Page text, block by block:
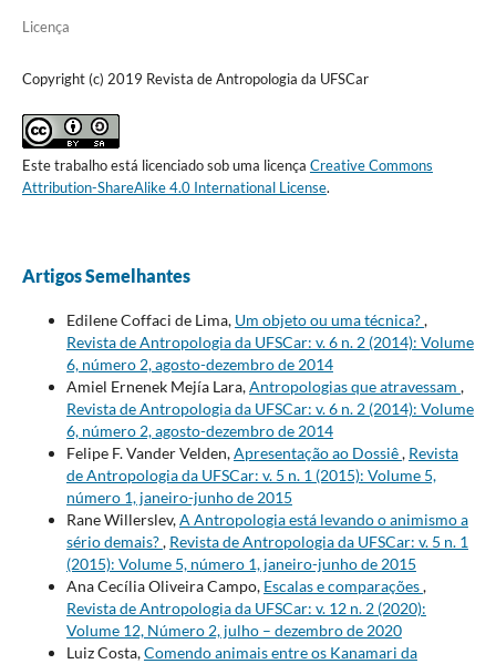
Licença
Copyright (c) 2019 Revista de Antropologia da UFSCar
Este trabalho está licenciado sob uma licença Creative Commons
Attribution-ShareAlike 4.0 International License.
Artigos Semelhantes
Edilene Coffaci de Lima, Um objeto ou uma técnica?,
Revista de Antropologia da UFSCar: v. 6 n. 2 (2014): Volume
6, número 2, agosto-dezembro de 2014
Amiel Ernenek Mejía Lara,Antropologias que atravessam ,
Revista de Antropologia da UFSCar: v. 6 n. 2 (2014): Volume
6, número 2, agosto-dezembro de 2014
Felipe F. Vander Velden,Apresentação ao Dossiê, Revista
de Antropologia da UFSCar: v. 5 n. 1 (2015): Volume 5,
número 1, janeiro-junho de 2015
Rane Willerslev,A Antropologia está levando o animismo a
sério demais?, Revista de Antropologia da UFSCar: v. 5 n. 1
(2015): Volume 5, número 1, janeiro-junho de 2015
Ana Cecília Oliveira Campo, Escalas e comparações,
Revista de Antropologia da UFSCar: v. 12 n. 2 (2020):
Volume 12, Número 2, julho – dezembro de 2020
Luiz Costa,Comendo animais entre os Kanamari da